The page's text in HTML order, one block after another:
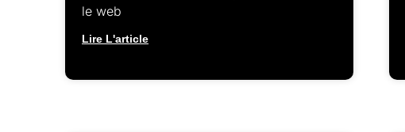
le web
Lire L'article